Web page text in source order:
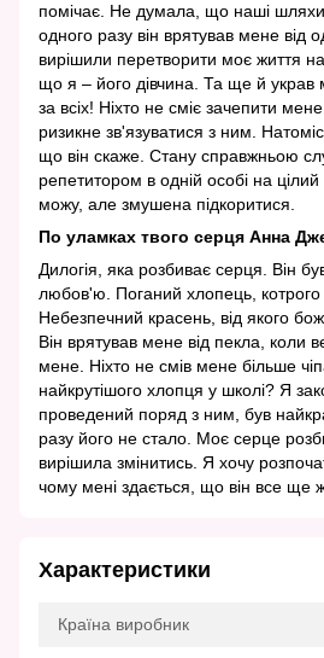
помічає. Не думала, що наші
одного разу він врятував мене від
вирішили перетворити моє життя на
що я – його дівчина. Та ще й украв
за всіх! Ніхто не сміє зачепити
ризикне зв'язуватися з ним.
що він скаже. Стану справжньою
репетитором в одній особі на цілий
можу, але змушена підкоритися.
По уламках твого серця Анна
Дилогія, яка розбиває серця. Він
любов'ю. Поганий хлопець, котрого
Небезпечний красень, від якого
Він врятував мене від пекла, коли
мене. Ніхто не смів мене більше
найкрутішого хлопця у школі? Я
проведений поряд з ним, був
разу його не стало. Моє серце
вирішила змінитись. Я хочу
чому мені здається, що він все ще
Характеристики
Країна виробник